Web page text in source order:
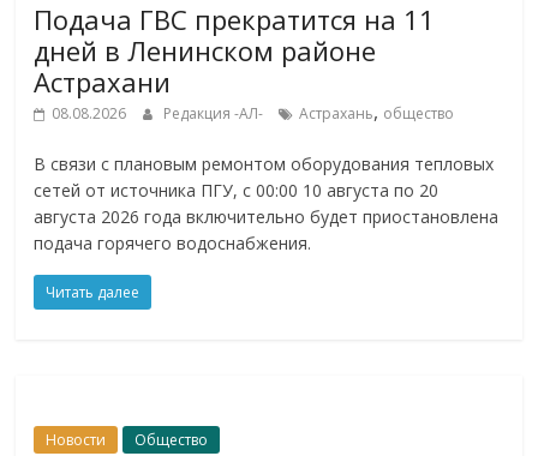
Подача ГВС прекратится на 11
дней в Ленинском районе
Астрахани
08.08.2026 Редакция -АЛ- Астрахань, общество
В связи с плановым ремонтом оборудования тепловых
сетей от источника ПГУ, с 00:00 10 августа по 20
августа 2026 года включительно будет приостановлена
подача горячего водоснабжения.
Читать далее
Новости Общество